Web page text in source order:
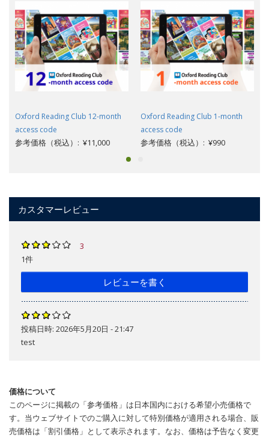
Oxford Reading Club 12-month
access code
参考価格（税込）: ¥11,000
Oxford Reading Club 1-month
access code
参考価格（税込）: ¥990
カスタマーレビュー
3
1件
レビューを書く
投稿日時: 2026年5月20日 - 21:47
test
価格について
このページに掲載の「参考価格」は日本国内における希望小売価格で
す。当ウェブサイトでのご購入に対して特別価格が適用される場合、販
売価格は「割引価格」として表示されます。なお、価格は予告なく変更